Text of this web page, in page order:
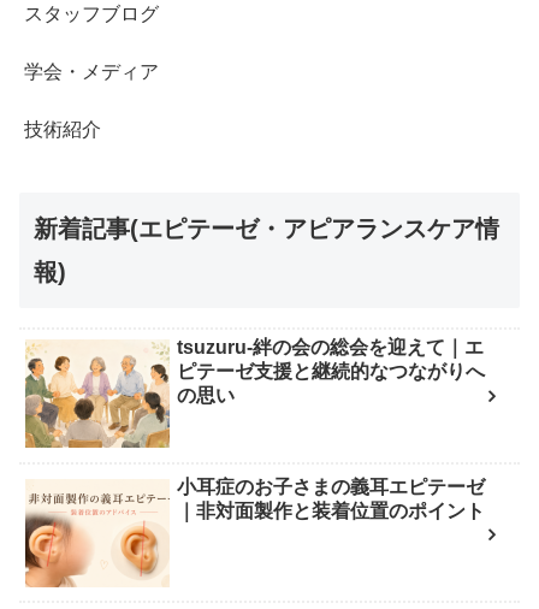
スタッフブログ
学会・メディア
技術紹介
新着記事(エピテーゼ・アピアランスケア情
報)
tsuzuru-絆の会の総会を迎えて｜エ
ピテーゼ支援と継続的なつながりへ
の思い
小耳症のお子さまの義耳エピテーゼ
｜非対面製作と装着位置のポイント